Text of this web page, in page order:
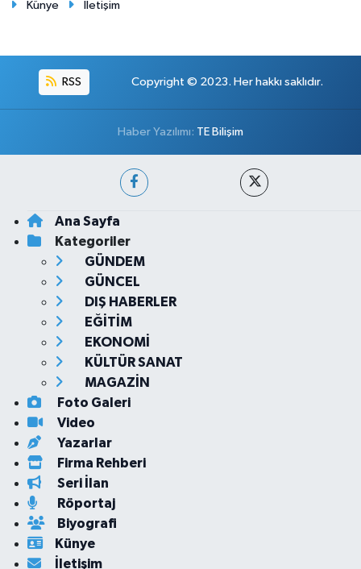
Künye İletişim
RSS Copyright © 2023. Her hakkı saklıdır.
Haber Yazılımı: TE Bilişim
Ana Sayfa
Kategoriler
GÜNDEM
GÜNCEL
DIŞ HABERLER
EĞİTİM
EKONOMİ
KÜLTÜR SANAT
MAGAZİN
Foto Galeri
Video
Yazarlar
Firma Rehberi
Seri İlan
Röportaj
Biyografi
Künye
İletişim